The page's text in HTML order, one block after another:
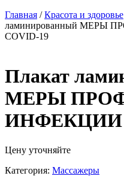
Главная /Красота и здоровье
ламинированный
COVID-19
Плакат
МЕРЫ
ИНФЕКЦИИ
Цену уточняйте
Категория: Массажеры